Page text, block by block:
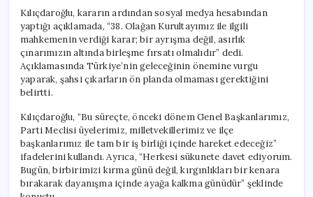
Kılıçdaroğlu, kararın ardından sosyal medya hesabından
yaptığı açıklamada, “38. Olağan Kurultayımız ile ilgili
mahkemenin verdiği karar; bir ayrışma değil, asırlık
çınarımızın altında birleşme fırsatı olmalıdır” dedi.
Açıklamasında Türkiye’nin geleceğinin önemine vurgu
yaparak, şahsi çıkarların ön planda olmaması gerektiğini
belirtti.
Kılıçdaroğlu, “Bu süreçte, önceki dönem Genel Başkanlarımız,
Parti Meclisi üyelerimiz, milletvekillerimiz ve ilçe
başkanlarımız ile tam bir iş birliği içinde hareket edeceğiz”
ifadelerini kullandı. Ayrıca, “Herkesi sükunete davet ediyorum.
Bugün, birbirimizi kırma günü değil, kırgınlıkları bir kenara
bırakarak dayanışma içinde ayağa kalkma günüdür” şeklinde